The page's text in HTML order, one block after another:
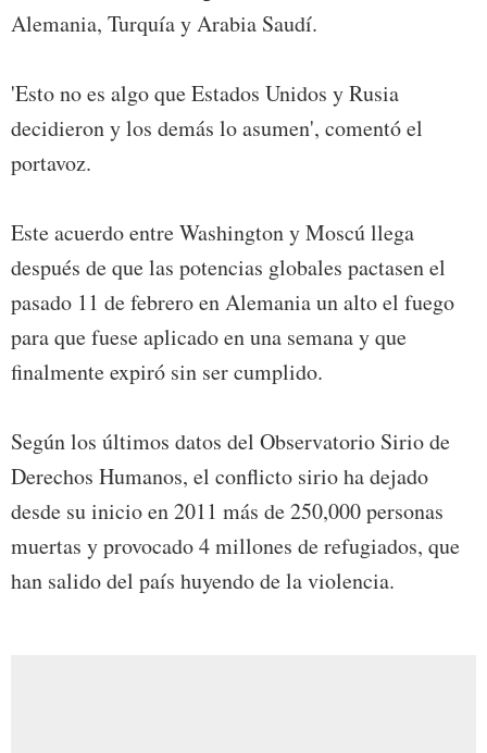
Alemania, Turquía y Arabia Saudí.
'Esto no es algo que Estados Unidos y Rusia
decidieron y los demás lo asumen', comentó el
portavoz.
Este acuerdo entre Washington y Moscú llega
después de que las potencias globales pactasen el
pasado 11 de febrero en Alemania un alto el fuego
para que fuese aplicado en una semana y que
finalmente expiró sin ser cumplido.
Según los últimos datos del Observatorio Sirio de
Derechos Humanos, el conflicto sirio ha dejado
desde su inicio en 2011 más de 250,000 personas
muertas y provocado 4 millones de refugiados, que
han salido del país huyendo de la violencia.